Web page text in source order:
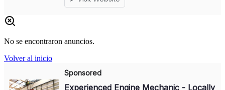
No se encontraron anuncios.
Volver al inicio